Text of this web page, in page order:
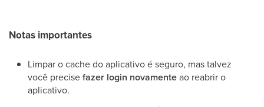
Notas importantes
Limpar o cache do aplicativo é seguro, mas talvez
você precisefazer login novamenteao reabrir o
aplicativo.